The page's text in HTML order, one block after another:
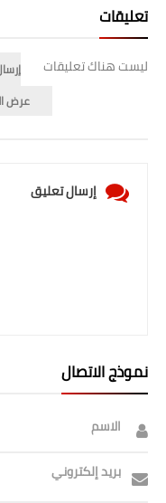
تعليقات
ليست هناك تعليقات
عرض
إرسال تعليق
نموذج الاتصال
الاسم
بريد إلكتروني